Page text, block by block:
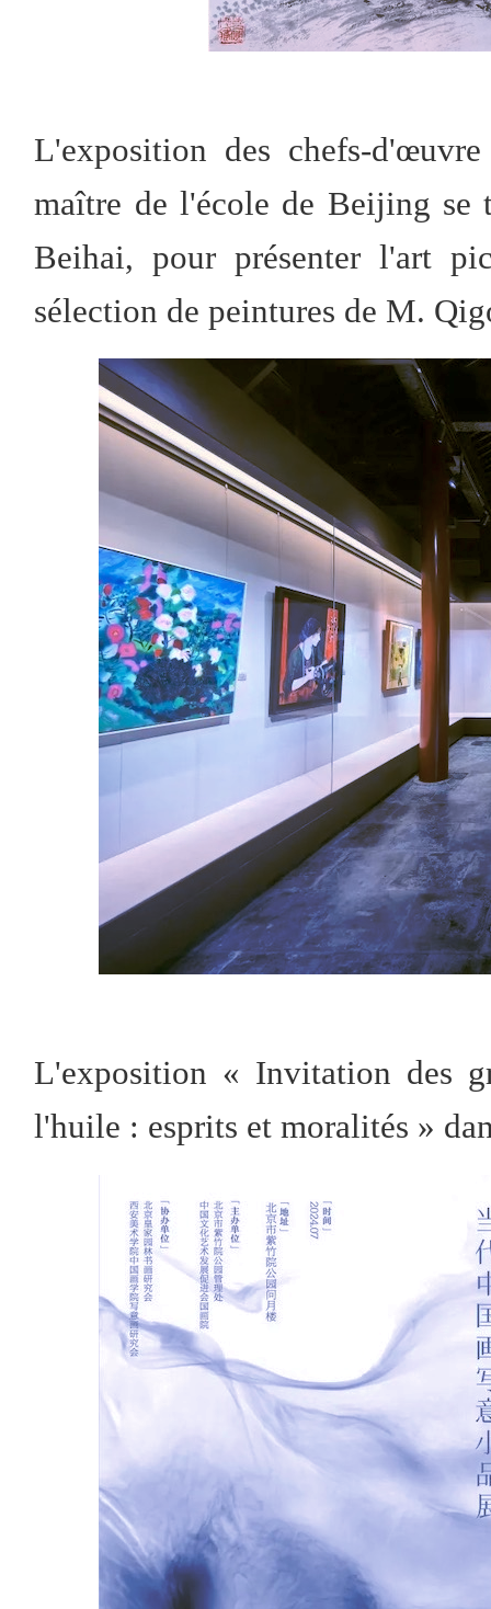
L'exposition des chefs-
maître de l'école de Beijing se
Beihai, pour présenter l'art
sélection de peintures de M.
L'exposition « Invitation des
l'huile : esprits et moralités »